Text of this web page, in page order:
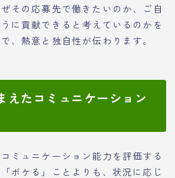
その応募先で働きたいのか、ご自
に貢献できると考えているのかを
、熱意と独自性が伝わります。
えたコミュニケーション
ミュニケーション能力を評価する
ボケる」ことよりも、状況に応じ